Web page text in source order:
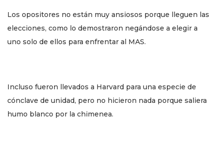
Los opositores no están muy ansiosos porque lleguen las
elecciones, como lo demostraron negándose a elegir a
uno solo de ellos para enfrentar al MAS.
Incluso fueron llevados a Harvard para una especie de
cónclave de unidad, pero no hicieron nada porque saliera
humo blanco por la chimenea.